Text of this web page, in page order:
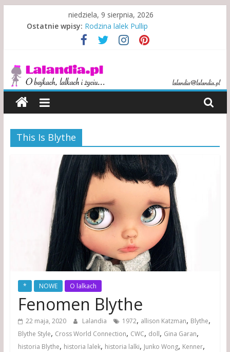
niedziela, 9 sierpnia, 2026
Ostatnie wpisy: Rodzina lalek Pullip
Rodzina w niewoli alkoholu
Misje specjalne indiańskich lalek
Kewpie – symbol walki i zwycięstwa
Lalandia
O
bajkach,
lalkach
życiu…
This Is Blythe
* NOWE O lalkach
Fenomen Blythe
22 maja, 2020 Lalandia 1972, allison Katzman, Blythe,
Blythe Style, Cross World Connection, CWC, doll, Gina Garan,
historia Blythe, historia lalek, historia lalki, Junko Wong, Kenner,